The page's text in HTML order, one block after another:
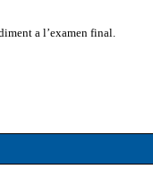
a l’examen final.